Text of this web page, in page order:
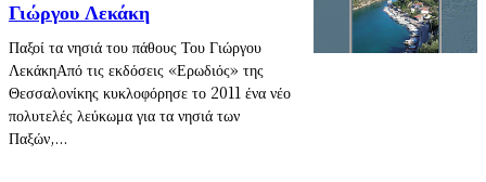
Γιώργου Λεκάκη
Παξοί τα νησιά του πάθους Του Γιώργου
ΛεκάκηΑπό τις εκδόσεις «Ερωδιός» της
Θεσσαλονίκης κυκλοφόρησε το 2011 ένα νέο
πολυτελές λεύκωμα για τα νησιά των
Παξών,...